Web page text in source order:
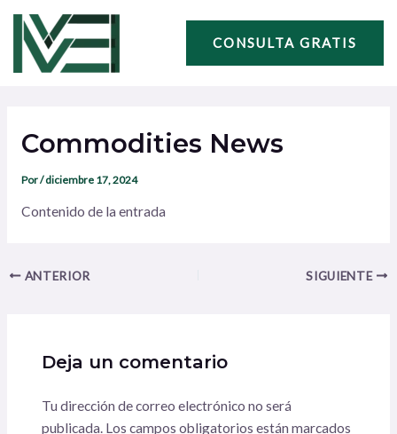
contenido
CONSULTA GRATIS
Commodities News
Por/diciembre 17, 2024
Contenido de la entrada
entradas
ANTERIOR SIGUIENTE
Deja un comentario
Tu dirección de correo electrónico no será
publicada. Los campos obligatorios están marcados